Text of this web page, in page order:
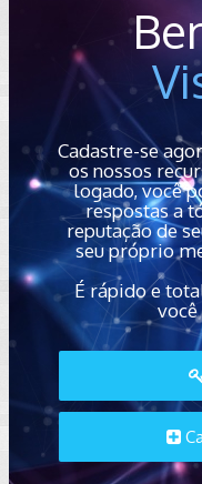
Cadastre-se
os nossos
logado, você
respostas a
reputação de
seu próprio
É rápido e
você